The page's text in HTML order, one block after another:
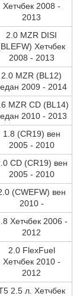
Хетчбек 2008 -
2013
2.0 MZR DISI
Хетчбек
2008 - 2013
2.0 MZR (BL12)
2009 - 2014
MZR CD (BL14)
2010 - 2013
1.8 (CR19) вен
2005 - 2010
CD (CR19) вен
2005 - 2010
(CWEFW) вен
2010 -
Хетчбек 2006 -
2012
2.0 FlexFuel
Хетчбек 2010 -
2012
2.5 л. Хетчбек